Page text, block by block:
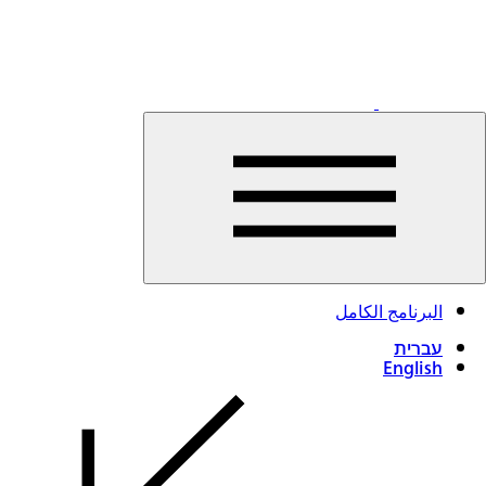
اقرأوا
البرنامج الكامل
עברית
English